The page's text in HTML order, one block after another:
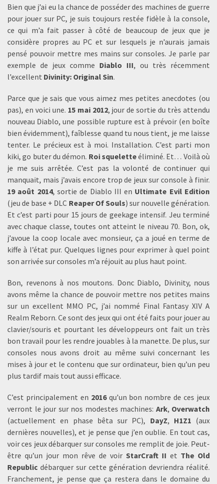
Bien que j’ai eu la chance de posséder des machines de guerre
pour jouer sur PC, je suis toujours restée fidèle à la console,
ce qui m’a fait passer à côté de beaucoup de jeux que je
considère propres au PC et sur lesquels je n’aurais jamais
pensé pouvoir mettre mes mains sur consoles. Je parle par
exemple de jeux comme Diablo III, ou très récemment
l’excellent Divinity: Original Sin.
Parce que je sais que vous aimez mes petites anecdotes (ou
pas), en voici une. 15 mai 2012, jour de sortie du très attendu
nouveau Diablo, une possible rupture est à prévoir (en boîte
bien évidemment), faîblesse quand tu nous tient, je me laisse
tenter. Le précieux est à moi. Installation. C’est parti mon
kiki, go buter du démon. Roi squeletteéliminé. Et… Voilà où
je me suis arrêtée. C’est pas la volonté de continuer qui
manquait, mais j’avais encore trop de jeux sur console à finir.
19 août 2014, sortie de Diablo III en Ultimate Evil Edition
(jeu de base + DLC Reaper Of Souls) sur nouvelle génération.
Et c’est parti pour 15 jours de geekage intensif. Jeu terminé
avec chaque classe, toutes ont atteint le niveau 70. Bon, ok,
j’avoue la coop locale avec monsieur, ça a joué en terme de
kiffe à l’état pur. Quelques lignes pour exprimer à quel point
son arrivée sur consoles m’a réjouit au plus haut point.
Bon, revenons à nos moutons. Donc Diablo, Divinity, nous
avons même la chance de pouvoir mettre nos petites mains
sur un excellent MMO PC, j’ai nommé Final Fantasy XIV A
Realm Reborn. Ce sont des jeux qui ont été faits pour jouer au
clavier/souris et pourtant les développeurs ont fait un très
bon travail pour les rendre jouables à la manette. De plus, sur
consoles nous avons droit au même suivi concernant les
mises à jour et le contenu que sur ordinateur, bien qu’un peu
plus tardif mais tout aussi efficace.
C’est principalement en 2016qu’un bon nombre de ces jeux
verront le jour sur nos modestes machines: Ark, Overwatch
(actuellement en phase bêta sur PC), DayZ, H1Z1 (aux
dernières nouvelles), et je pense que j’en oublie. En tout cas,
voir ces jeux débarquer sur consoles me remplit de joie. Peut-
être qu’un jour mon rêve de voir StarCraft II et The Old
Republic débarquer sur cette génération devriendra réalité.
Franchement, je pense que ça restera dans le domaine du